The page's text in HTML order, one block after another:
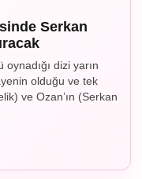
Serkan
oynadığı dizi yarın
olduğu ve tek
ve Ozan’ın (Serkan